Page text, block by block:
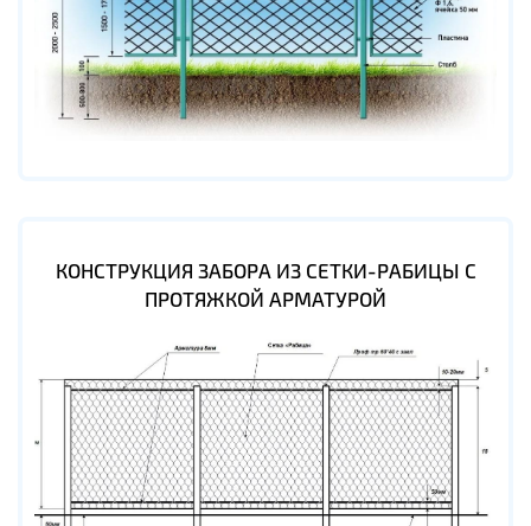
КОНСТРУКЦИЯ ЗАБОРА ИЗ СЕТКИ-РАБИЦЫ С
ПРОТЯЖКОЙ АРМАТУРОЙ